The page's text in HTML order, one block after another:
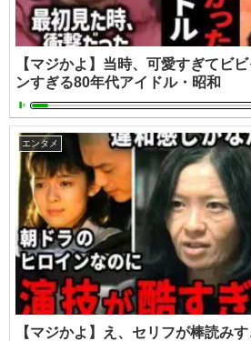
【マジかよ】当時、可愛すぎてビ
ンすぎる80年代アイドル・昭和
エンタメ
【マジかよ】え、セリフが棒読み